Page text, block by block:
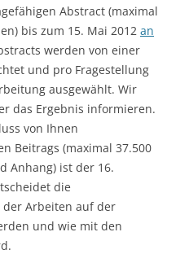
Abstract (maximal
bis zum 15. Mai 2012 an
werden von einer
und pro Fragestellung
ausgewählt. Wir
das Ergebnis informieren.
von Ihnen
Beitrags (maximal 37.500
Anhang) ist der 16.
die
der Arbeiten auf der
und wie mit den